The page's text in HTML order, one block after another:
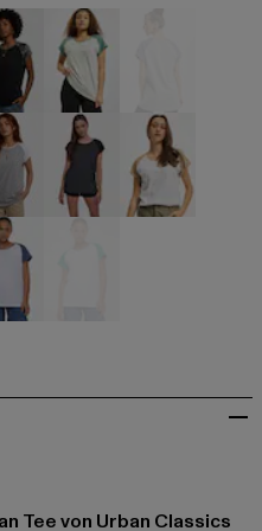
schwarzgrau grau
grau
Tee von Urban Classics